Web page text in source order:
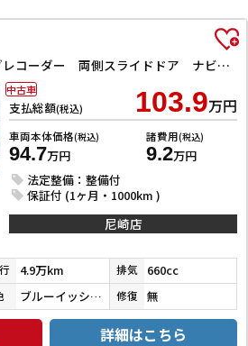
ハイブリッドG ドライブレコーダー 両側スライドドア ナビ TV オートライト スマートキー アイドリングストップ 電動格納ミラー ベンチシート CVT ABS ESC CD エアコン パワーウィンドウ
支払総額(税込) 103.9万円
車両本体価格(税込)
94.7万円
諸費用(税込)
9.2万円
法定整備：整備付
保証付 (1ヶ月・1000km )
中古車
尼崎店
4.9万km 排気 660cc
ブルーイッシュブラックパール３ 修復 無
詳細はこちら